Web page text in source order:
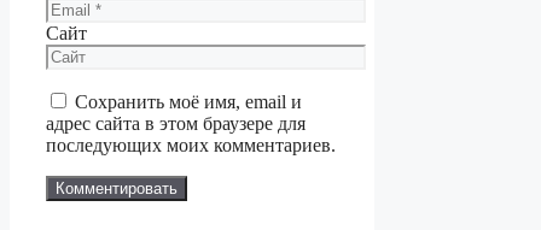
Сайт
Сохранить моё имя, email и
адрес сайта в этом браузере для
последующих моих комментариев.